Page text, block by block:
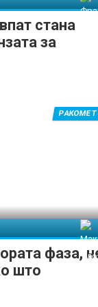
стана
за
фаза,
што
РАКОМЕТ